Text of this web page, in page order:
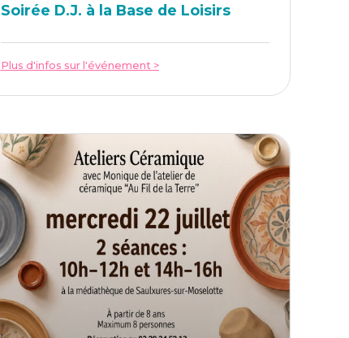
Soi­rée D.J. à la Base de Loisirs
Plus d'infos sur l'événement >